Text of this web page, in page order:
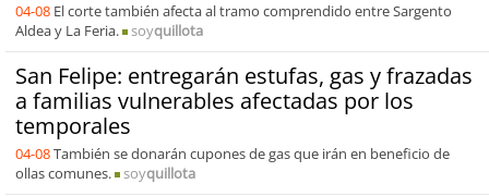
04-08 El corte también afecta al tramo comprendido entre Sargento
Aldea y La Feria.
soyquillota
San Felipe: entregarán estufas, gas y frazadas
a familias vulnerables afectadas por los
temporales
04-08También se donarán cupones de gas que irán en beneficio de
ollas comunes.
soyquillota